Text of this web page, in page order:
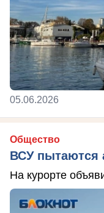
05.06.2026
Общество
ВСУ пытаются
На курорте